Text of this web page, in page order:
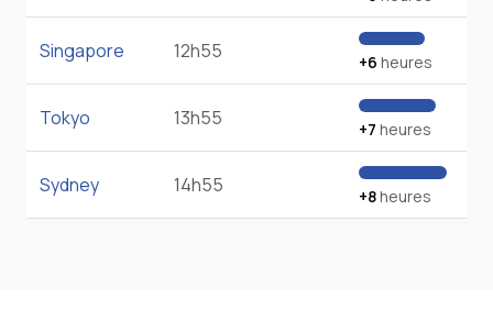
Singapore 12h55 +6 heures
Tokyo 13h55 +7 heures
Sydney 14h55 +8heures